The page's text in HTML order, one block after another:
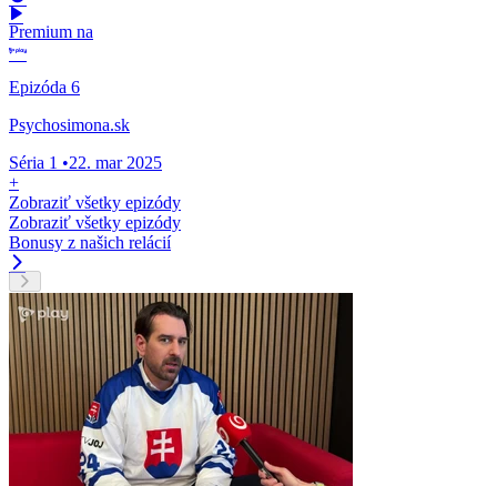
Premium na
Epizóda 6
Psychosimona.sk
Séria 1 •22. mar 2025
+
Zobraziť všetky epizódy
Zobraziť všetky epizódy
Bonusy z našich relácií